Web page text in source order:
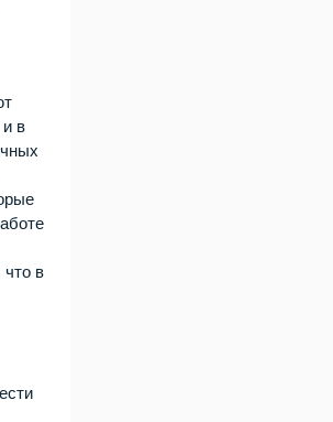
в
в